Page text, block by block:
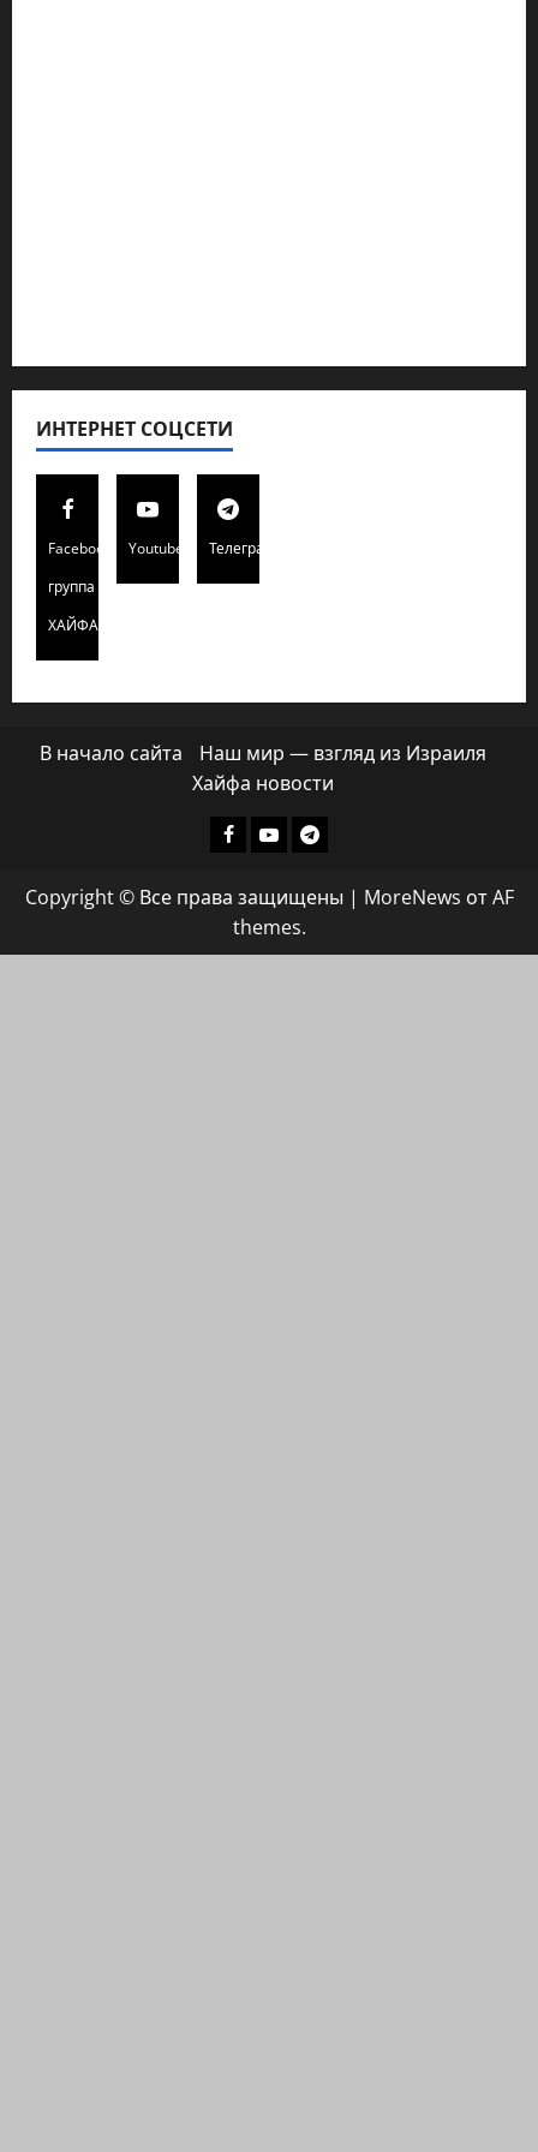
ИНТЕРНЕТ СОЦСЕТИ
Facebook
группа
ХАЙФАИНФО
Youtube Телеграмм
В начало сайта
Наш мир — взгляд из Израиля
Хайфа новости
Facebook
ХАЙФАИНФО
YoutubeТелеграмм
Copyright © Все права защищены | MoreNews от AF
themes.